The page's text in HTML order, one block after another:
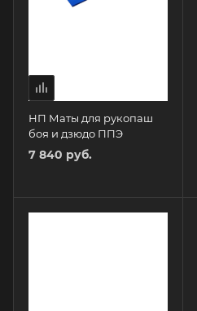
НП Маты для рукопаш
боя и дзюдо ППЭ
7 840 руб.